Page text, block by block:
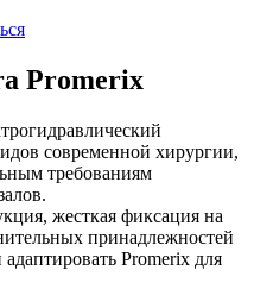
Promerix
современной хирургии,
требованиям
жесткая фиксация на
принадлежностей
Promerix для